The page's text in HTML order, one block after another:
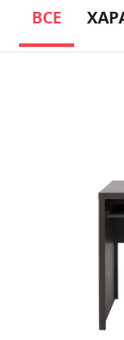
ВСЕ